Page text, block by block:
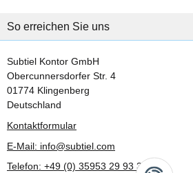
So erreichen Sie uns
Subtiel Kontor GmbH
Obercunnersdorfer Str. 4
01774 Klingenberg
Deutschland
Kontaktformular
E-Mail: info@subtiel.com
Telefon: +49 (0) 35953 29 93 30